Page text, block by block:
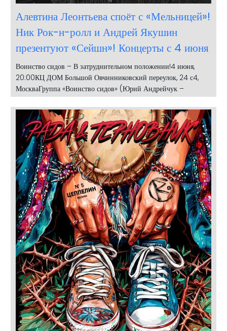
Алевтина Леонтьева споёт с «Мельницей»!
Ник Рок-н-ролл и Андрей Якушин
презентуют «Сейшн»! Концерты с 4 июня
Воинство сидов – В затруднительном положении!4 июня,
20:00КЦ ДОМ Большой Овчинниковский переулок, 24 с4,
МоскваГруппа «Воинство сидов» (Юрий Андрейчук –